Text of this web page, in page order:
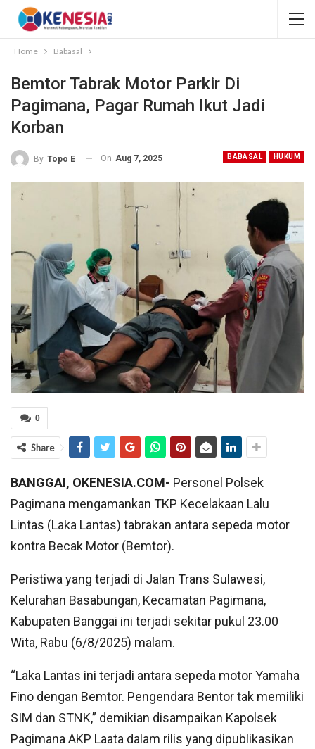
Home Babasal
Bemtor Tabrak Motor Parkir Di
Pagimana, Pagar Rumah Ikut Jadi
Korban
BABASAL HUKUM
By Topo E On Aug 7, 2025
0
Share
BANGGAI, OKENESIA.COM- Personel Polsek
Pagimana mengamankan TKP Kecelakaan Lalu
Lintas (Laka Lantas) tabrakan antara sepeda motor
kontra Becak Motor (Bemtor).
Peristiwa yang terjadi di Jalan Trans Sulawesi,
Kelurahan Basabungan, Kecamatan Pagimana,
Kabupaten Banggai ini terjadi sekitar pukul 23.00
Wita, Rabu (6/8/2025) malam.
“Laka Lantas ini terjadi antara sepeda motor Yamaha
Fino dengan Bemtor. Pengendara Bentor tak memiliki
SIM dan STNK,” demikian disampaikan Kapolsek
Pagimana AKP Laata dalam rilis yang dipublikasikan